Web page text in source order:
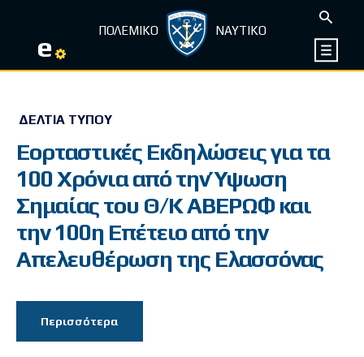
e ΠΟΛΕΜΙΚΟ ΝΑΥΤΙΚΟ
ΔΕΛΤΊΑ ΤΎΠΟΥ
Εορταστικές Εκδηλώσεις για τα
100 Χρόνια από την Ύψωση
Σημαίας του Θ/Κ ΑΒΕΡΩΦ και
την 100η Επέτειο από την
Απελευθέρωση της Ελασσόνας
Περισσότερα